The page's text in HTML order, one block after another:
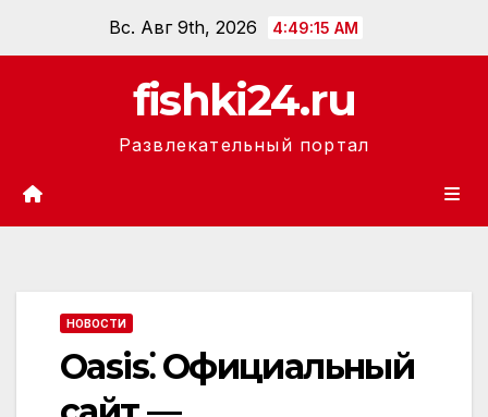
Вс. Авг 9th, 2026 4:49:16 AM
fishki24.ru
Развлекательный портал
НОВОСТИ
Oasis⁚ Официальный